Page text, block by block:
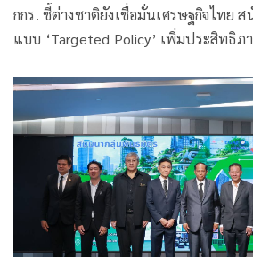
กกร. ชี้ต่างชาติยังเชื่อมั่นเศรษฐกิจไทย
แบบ ‘Targeted Policy’ เพิ่มประสิทธิภ